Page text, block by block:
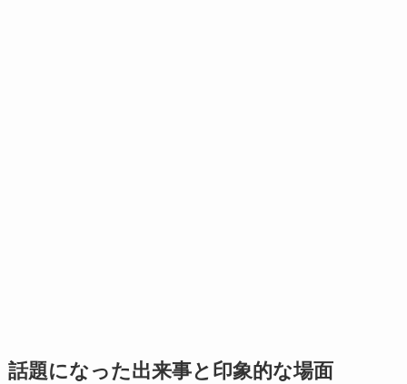
話題になった出来事と印象的な場面